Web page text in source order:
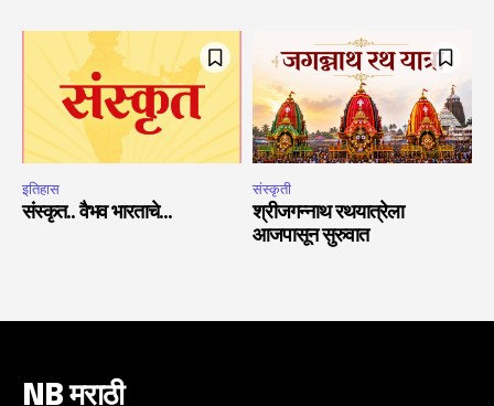
इतिहास
संस्कृत.. वैभव भारताचे…
संस्कृती
श्रीजगन्नाथ रथयात्रेला
आजपासून सुरुवात
NB मराठी